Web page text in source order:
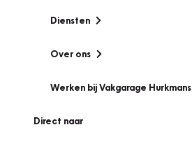
Diensten
Over ons
Werken bij Vakgarage Hurkmans
Direct naar